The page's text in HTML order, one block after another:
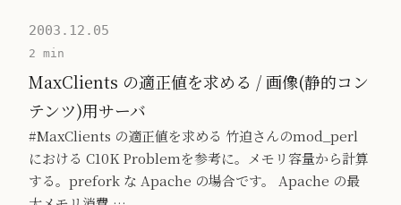
2003.12.05
2 min
MaxClients の適正値を求める / 画像(静的コン
テンツ)用サーバ
#MaxClients の適正値を求める 竹迫さんのmod_perl
における C10K Problemを参考に。メモリ容量から計算
する。prefork な Apache の場合です。 Apache の最